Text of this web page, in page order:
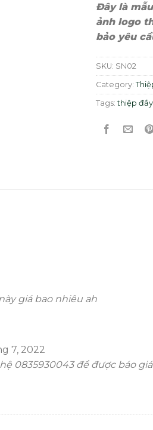
Đây là
ảnh logo
bảo yêu
SKU: SN02
Category:
Tags:thiệp
giá bao nhiêu ah
7, 2022
0835930043 để được báo